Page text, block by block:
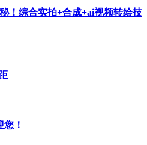
！综合实拍+合成+ai视频转绘技
！